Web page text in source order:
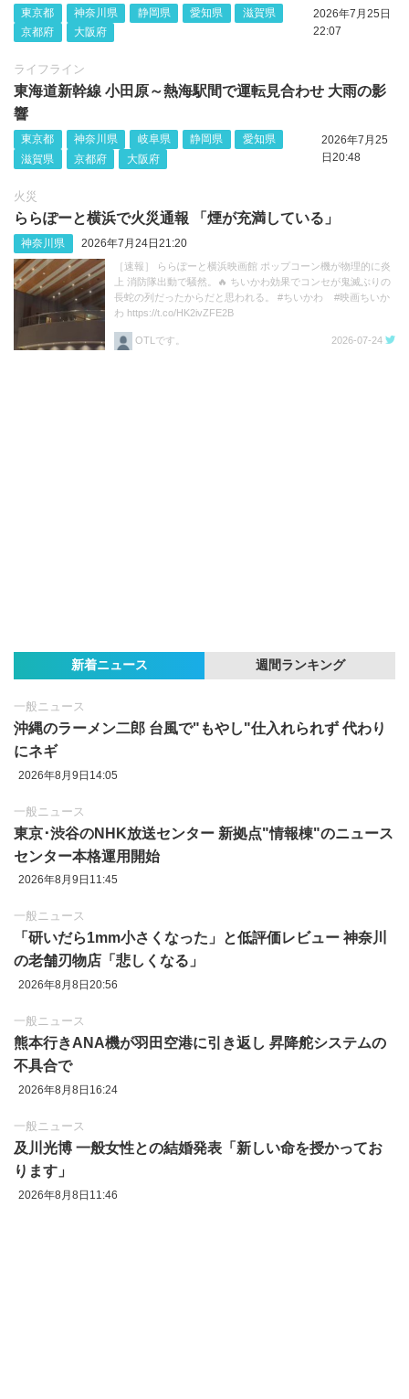
東京都 神奈川県 静岡県 愛知県
滋賀県
京都府
大阪府
2026年7月25日
22:07
ライフライン
東海道新幹線 小田原～熱海駅間で運転見合わせ 大雨の影
響
東京都 神奈川県 岐阜県 静岡県
愛知県
滋賀県
京都府 大阪府
2026年7月25
日20:48
火災
ららぽーと横浜で火災通報 「煙が充満している」
神奈川県 2026年7月24日21:20
［速報］ ららぽーと横浜映画館 ポップコーン機が物理的に炎
上 消防隊出動で騒然。🔥 ちいかわ効果でコンセが鬼滅ぶりの
長蛇の列だったからだと思われる。 #ちいかわ #映画ちいか
わ https://t.co/HK2ivZFE2B
OTLです。 2026-07-24
新着ニュース 週間ランキング
一般ニュース
沖縄のラーメン二郎 台風で"もやし"仕入れられず 代わり
にネギ
2026年8月9日14:05
一般ニュース
東京‪･‬渋谷のNHK放送センター 新拠点"情報棟"のニュース
センター本格運用開始
2026年8月9日11:45
一般ニュース
「研いだら1mm小さくなった」と低評価レビュー 神奈川
の老舗刃物店「悲しくなる」
2026年8月8日20:56
一般ニュース
熊本行きANA機が羽田空港に引き返し 昇降舵システムの
不具合で
2026年8月8日16:24
一般ニュース
及川光博 一般女性との結婚発表「新しい命を授かってお
ります」
2026年8月8日11:46